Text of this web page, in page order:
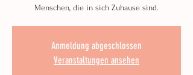
Menschen, die in sich Zuhause sind.
Anmeldung abgeschlossen
Veranstaltungen ansehen